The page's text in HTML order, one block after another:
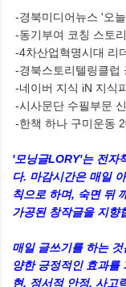
-경북미디어뉴스 '오
-동기부여 코칭 스토
-4차산업혁명시대 리
-경북스토리텔링클럽
-네이버 지식 iN 지식
-시사문단 수필부문
-한책 하나 구미운동
'모닝글LORY'는 전자
다. 마감시간은 매일
칙으로 하며, 숙면 뒤
가공된 창작글을 지향
매일 글쓰기를 하는
양한 긍정적인 효과를
현, 정서적 안정, 사고